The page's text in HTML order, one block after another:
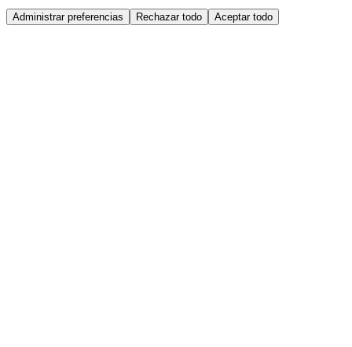
Administrar preferencias Rechazar todo Aceptar todo